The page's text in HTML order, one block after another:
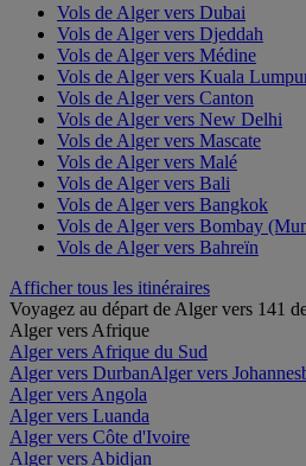
Vols de Alger vers Dubai
Vols de Alger vers Djeddah
Vols de Alger vers Médine
Vols de Alger vers Kuala
Vols de Alger vers Canton
Vols de Alger vers New Delhi
Vols de Alger vers Mascate
Vols de Alger vers Malé
Vols de Alger vers Bali
Vols de Alger vers Bangkok
Vols de Alger vers Bombay
Vols de Alger vers Bahreïn
Afficher tous les itinéraires
Voyagez au départ de Alger vers 141
Alger vers Afrique
Alger vers Afrique du Sud
Alger vers DurbanAlger vers
Alger vers Angola
Alger vers Luanda
Alger vers Côte d'Ivoire
Alger vers Abidjan